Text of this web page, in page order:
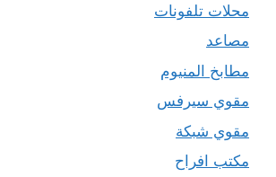
محلات تلفونات
مصاعد
مطابخ المنيوم
مقوي سيرفس
مقوي شبكة
مكتب افراح